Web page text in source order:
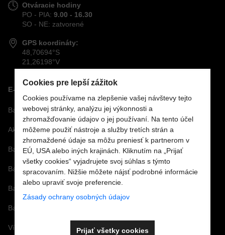
Otváracie hodiny
PO - PIA: 9.00 - 16.30
SO - NE: zatvorené
GPS koordináty:
48,70694°S
21,26198°V
E-SHOP
Bazénová technológia
Akcie
Bazénové sety
Bazénové fólie
Bazénové príslušenstvo
Bazénová chémia a vírivková chémia
Vírivky a príslušenstvo
Cookies pre lepší zážitok
Cookies používame na zlepšenie vašej návštevy tejto
webovej stránky, analýzu jej výkonnosti a
zhromažďovanie údajov o jej používaní. Na tento účel
môžeme použiť nástroje a služby tretích strán a
zhromaždené údaje sa môžu preniesť k partnerom v
EÚ, USA alebo iných krajinách. Kliknutím na „Prijať
všetky cookies“ vyjadrujete svoj súhlas s týmto
spracovaním. Nižšie môžete nájsť podrobné informácie
alebo upraviť svoje preferencie.
Zásady ochrany osobných údajov
Prijať všetky cookies